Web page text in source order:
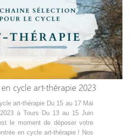
cycle art-thérapie 2023
art-thérapie Du 15 au 17 Mai
à Tours Du 13 au 15 Juin
le moment de déposer votre
en cycle art-thérapie ! Nos